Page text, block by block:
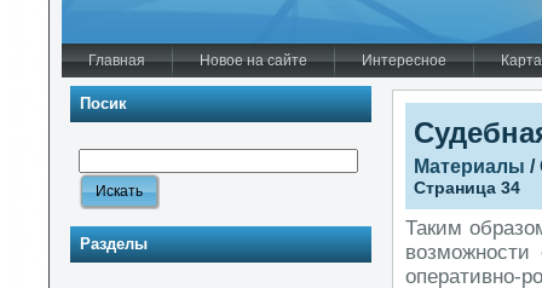
Главная Новое на сайте Интересное
Посик
Разделы
Материалы /
Страница 34
Таким
оперативно-